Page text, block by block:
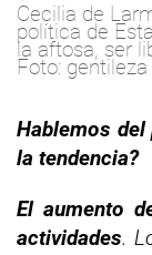
Cecilia de
política de
la aftosa, ser
Foto: gentileza
Hablemos
la tendencia?
El aumento
actividades.